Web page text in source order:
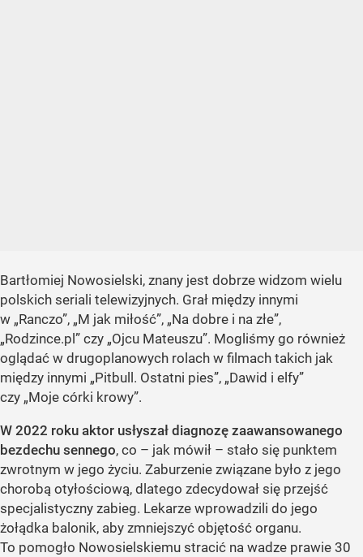
Bartłomiej Nowosielski, znany jest dobrze widzom wielu
polskich seriali telewizyjnych. Grał między innymi
w „Ranczo”, „M jak miłość”, „Na dobre i na złe”,
„Rodzince.pl” czy „Ojcu Mateuszu”. Mogliśmy go również
oglądać w drugoplanowych rolach w filmach takich jak
między innymi „Pitbull. Ostatni pies”, „Dawid i elfy”
czy „Moje córki krowy”.
W 2022 roku aktor usłyszał diagnozę zaawansowanego
bezdechu sennego, co – jak mówił – stało się punktem
zwrotnym w jego życiu. Zaburzenie związane było z jego
chorobą otyłościową, dlatego zdecydował się przejść
specjalistyczny zabieg. Lekarze wprowadzili do jego
żołądka balonik, aby zmniejszyć objętość organu.
To pomogło Nowosielskiemu stracić na wadze prawie 30